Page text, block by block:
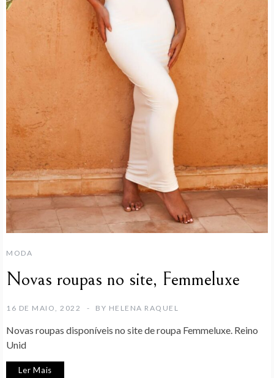
MODA
Novas roupas no site, Femmeluxe
16 DE MAIO, 2022 BY HELENA RAQUEL
Novas roupas disponíveis no site de roupa Femmeluxe. Reino
Unid
Ler Mais